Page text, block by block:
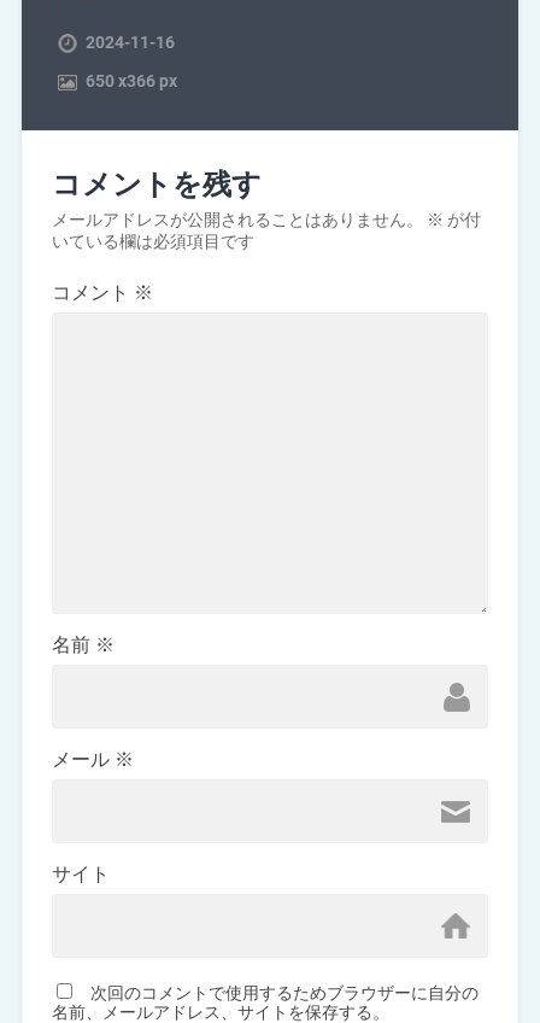
2024-11-16
650x366 px
コメントを残す
メールアドレスが公開されることはありません。 ※ が付
いている欄は必須項目です
コメント ※
名前 ※
メール ※
サイト
次回のコメントで使用するためブラウザーに自分の
名前、メールアドレス、サイトを保存する。